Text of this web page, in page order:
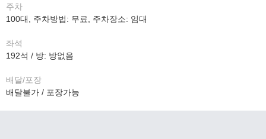
주차
100대, 주차방법: 무료, 주차장소: 임대
좌석
192석 / 방: 방없음
배달/포장
배달불가 / 포장가능